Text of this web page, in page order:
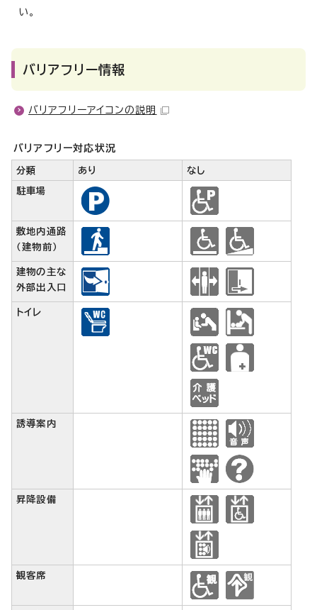
い。
バリアフリー情報
バリアフリーアイコンの説明
バリアフリー対応状況
分類 あり なし
駐車場
敷地内通路
（建物前）
建物の主な
外部出入口
トイレ
誘導案内
昇降設備
観客席